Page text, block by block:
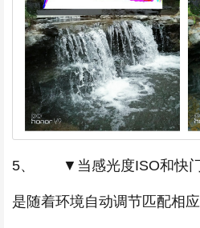
5、 ▼当感光度ISO和快门
是随着环境自动调节匹配相